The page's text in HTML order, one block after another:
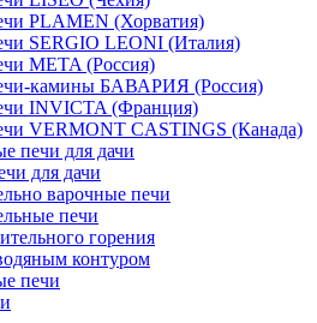
PLAMEN (Хорватия)
SERGIO LEONI (Италия)
META (Россия)
камины БАВАРИЯ (Россия)
INVICTA (Франция)
VERMONT CASTINGS (Канада)
печи для дачи
для дачи
варочные печи
печи
горения
контуром
печи